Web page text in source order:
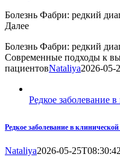
Болезнь Фабри: редкий
Далее
Болезнь Фабри: редкий
Современные подходы к
пациентовNataliya2026-05-
Редкое заболевание
Редкое заболевание в
Nataliya2026-05-